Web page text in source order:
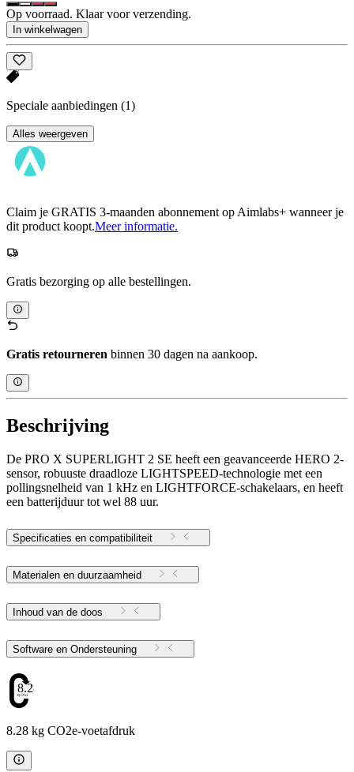
Op voorraad. Klaar voor verzending.
In winkelwagen
Speciale aanbiedingen (1)
Alles weergeven
Claim je GRATIS 3-maanden abonnement op Aimlabs+ wanneer je
dit product koopt.Meer informatie.
Gratis bezorging op alle bestellingen.
Gratis retourneren binnen 30 dagen na aankoop.
Beschrijving
De PRO X SUPERLIGHT 2 SE heeft een geavanceerde HERO 2-
sensor, robuuste draadloze LIGHTSPEED-technologie met een
pollingsnelheid van 1 kHz en LIGHTFORCE-schakelaars, en heeft
een batterijduur tot wel 88 uur.
Specificaties en compatibiliteit
Materialen en duurzaamheid
Inhoud van de doos
Software en Ondersteuning
8.28
8.28 kg CO2e-voetafdruk